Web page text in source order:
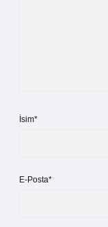
İsim*
E-Posta*